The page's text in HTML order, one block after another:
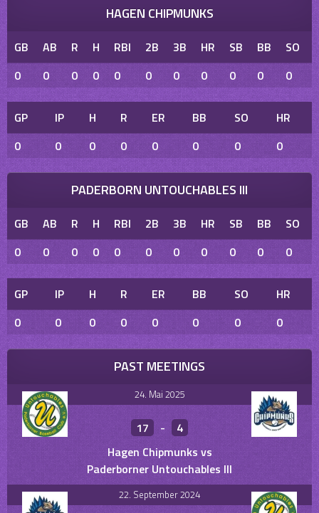
HAGEN CHIPMUNKS
GB AB R H RBI 2B 3B HR SB BB SO
0
0 0 0 0 0 0 0 0 0 0
GP IP H R ER BB SO
HR
0
0 0 0 0 0 0 0
PADERBORN UNTOUCHABLES III
GB AB R H RBI 2B 3B HR SB BB SO
0
0 0 0 0 0 0 0 0 0 0
GP IP H R ER BB SO
HR
0
0 0 0 0 0 0 0
PAST MEETINGS
24. Mai 2025
17 -
4
Hagen Chipmunks vs
Paderborner Untouchables III
22. September 2024